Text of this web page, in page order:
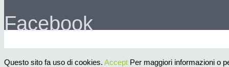
Facebook
Questo sito fa uso di cookies. Accept Per maggiori informazioni o